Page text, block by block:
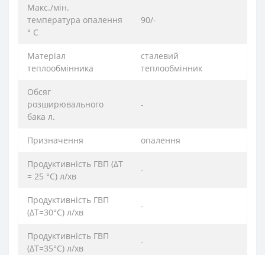
Макс./мін.
температура опалення
° C
90/-
Матеріал
теплообмінника
сталевий
теплообмінник
Обсяг
розширювального
бака л.
-
Призначення опалення
Продуктивність ГВП (ΔT
= 25 °C) л/хв
-
Продуктивність ГВП
(ΔT=30°C) л/хв
-
Продуктивність ГВП
(ΔT=35°C) л/хв
-